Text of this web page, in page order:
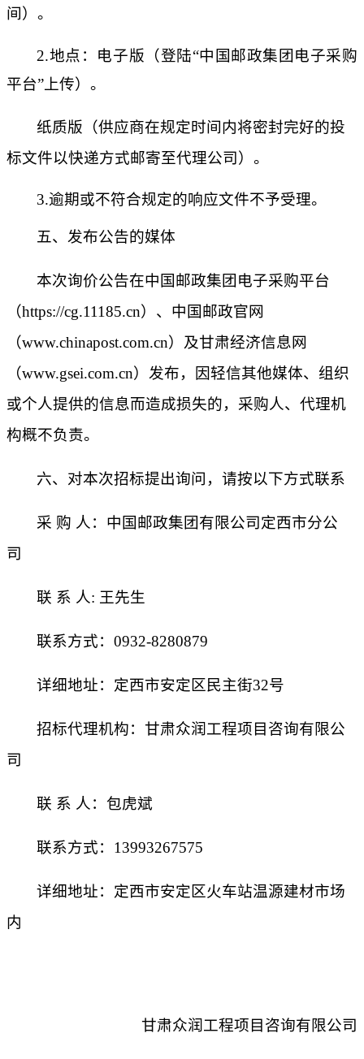
间）。
2.地点： 电子版（登陆“中国邮政集团电子采购
平台”上传） 。
纸质版（供应商在规定时间内将密封完好的投
标文件以快递方式邮寄至代理公司） 。
3.逾期或不符合规定的响应文件不予受理。
五、 发布公告的媒体
本次询价公告在中国邮政集团电子采购平台
（https://cg.11185.cn）、中国邮政官网
（www.chinapost.com.cn）及甘肃经济信息网
（www.gsei.com.cn）发布，因轻信其他媒体、组织
或个人提供的信息而造成损失的，采购人、代理机
构概不负责。
六、 对本次招标提出询问，请按以下方式联系
采 购 人： 中国邮政集团有限公司定西市分公
司
联 系 人: 王先生
联系方式：0932-8280879
详细地址： 定西市安定区民主街32号
招标代理机构：甘肃众润工程项目咨询有限公
司
联 系 人：包虎斌
联系方式： 1 3993267575
详细地址： 定西市安定区火车站温源建材市场
内
甘肃众润工程项目咨询有限公司